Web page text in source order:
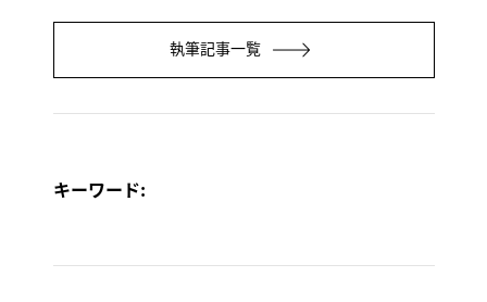
執筆記事一覧
キーワード: